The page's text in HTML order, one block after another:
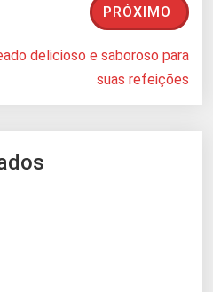
PRÓXIMO
delicioso e saboroso para
suas refeições